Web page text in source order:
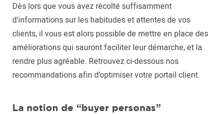
Dès lors que vous avez récolté suffisamment
d’informations sur les habitudes et attentes de vos
clients, il vous est alors possible de mettre en place des
améliorations qui sauront faciliter leur démarche, et la
rendre plus agréable. Retrouvez ci-dessous nos
recommandations afin d’optimiser votre portail client.
La notion de “buyer personas”